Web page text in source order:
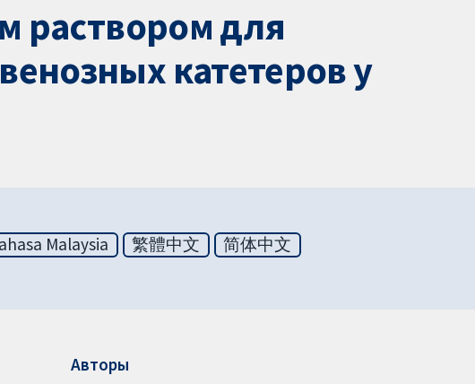
раствором для
катетеров у
Malaysia 繁體中文
简体中文
Авторы